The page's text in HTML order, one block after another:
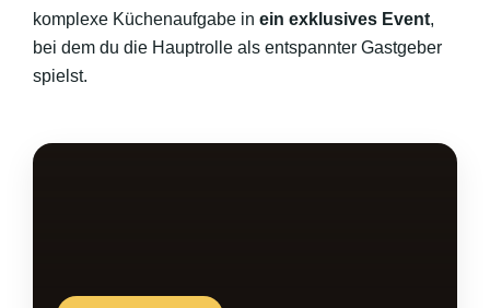
komplexe Küchenaufgabe in ein exklusives Event,
bei dem du die Hauptrolle als entspannter Gastgeber
spielst.